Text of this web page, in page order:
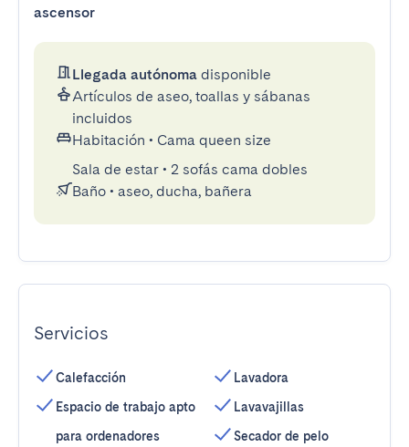
ascensor
Llegada autónoma disponible
Artículos de aseo, toallas y sábanas
incluidos
Habitación • Cama queen size
Sala de estar • 2 sofás cama dobles
Baño • aseo, ducha, bañera
Servicios
Calefacción
Espacio de trabajo apto
para ordenadores
Lavadora
Lavavajillas
Secador de pelo